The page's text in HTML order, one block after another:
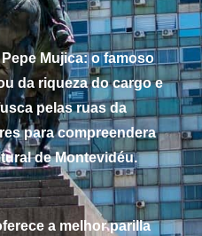
Mujica: o famoso
da riqueza do cargo e
pelas ruas da
para compreendera
de Montevidéu.
a melhor parilla